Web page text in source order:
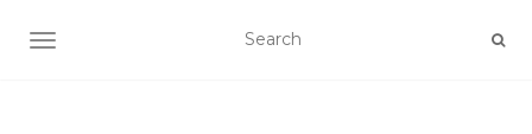
AFFICHER/MASQUER LA NAVIGATION